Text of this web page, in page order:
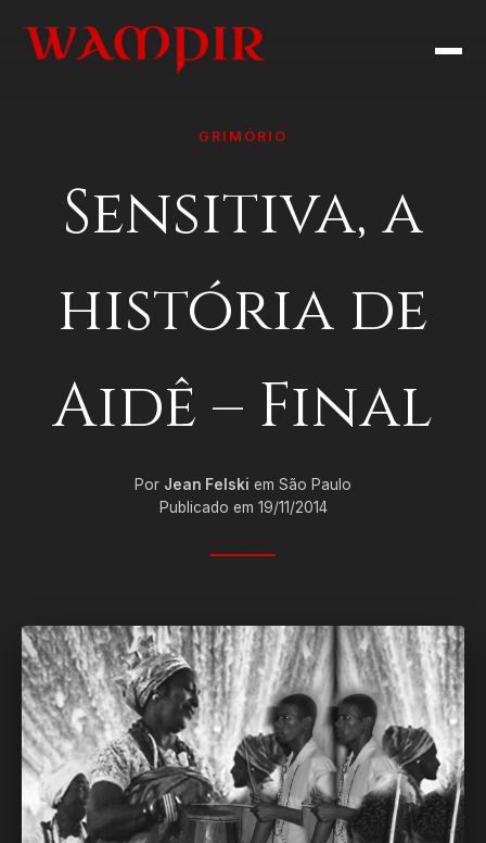
GRIMÓRIO
Sensitiva, a
história de
Aidê – Final
Por Jean Felski em São Paulo
Publicado em 19/11/2014